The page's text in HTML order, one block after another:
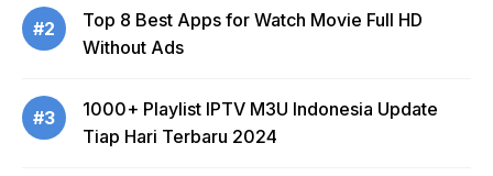
#2
Top 8 Best Apps for Watch Movie Full HD
Without Ads
#3
1000+ Playlist IPTV M3U Indonesia Update
Tiap Hari Terbaru 2024